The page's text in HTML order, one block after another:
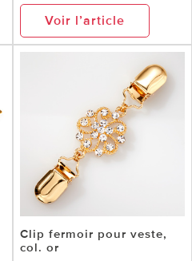
Voir l’article
Clip fermoir pour veste,
col. or